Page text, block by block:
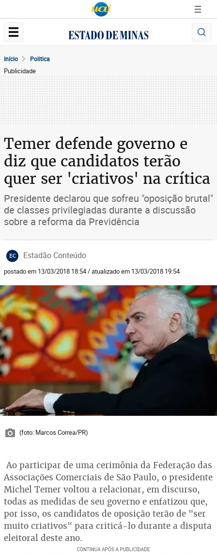
Início Politica
Publicidade
Temer defende governo e
diz que candidatos terão
quer ser 'criativos' na crítica
Presidente declarou que sofreu "oposição brutal"
de classes privilegiadas durante a discussão
sobre a reforma da Previdência
EC Estadão Conteúdo
postado em 13/03/2018 18:54 / atualizado em 13/03/2018 19:54
(foto: Marcos Correa/PR)
Ao participar de uma cerimônia da Federação das
Associações Comerciais de São Paulo, o presidente
Michel Temer voltou a relacionar, em discurso,
todas as medidas de seu governo e enfatizou que,
por isso, os candidatos de oposição terão de "ser
muito criativos" para criticá-lo durante a disputa
eleitoral deste ano.